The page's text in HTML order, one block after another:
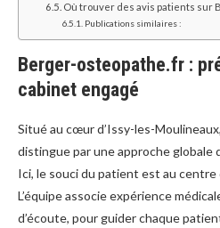
Où trouver des avis patients sur
Publications similaires :
Berger-osteopathe.fr :
cabinet engagé
Situé au cœur d’Issy-les-Moulineaux,
distingue par une approche globale
Ici, le souci du patient est au
L’équipe associe expérience
d’écoute, pour guider chaque